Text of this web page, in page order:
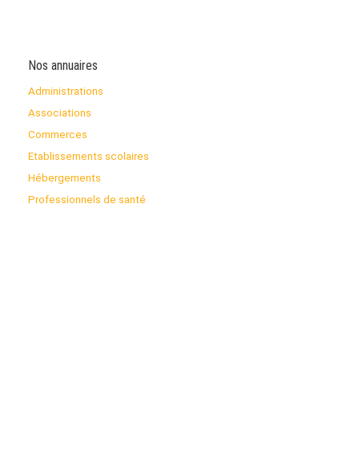
Nos annuaires
Administrations
Associations
Commerces
Etablissements scolaires
Hébergements
Professionnels de santé